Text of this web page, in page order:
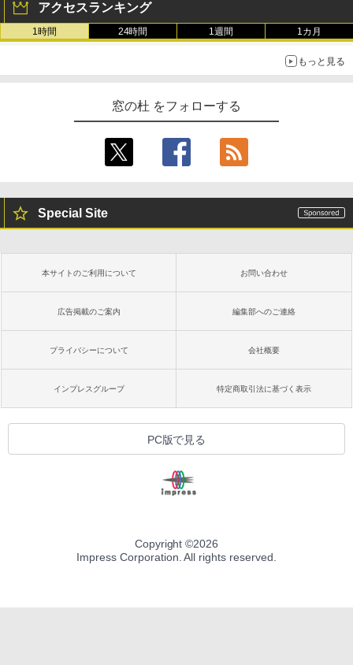
アクセスランキング
1時間 24時間 1週間 1カ月
もっと見る
窓の杜 をフォローする
Special Site
本サイトのご利用について お問い合わせ
広告掲載のご案内 編集部へのご連絡
プライバシーについて 会社概要
インプレスグループ 特定商取引法に基づく表示
PC版で見る
Copyright ©2026
Impress Corporation. All rights reserved.